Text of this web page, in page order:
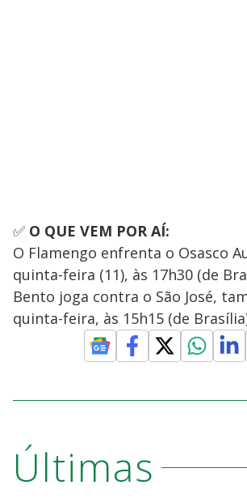
✅ O QUE VEM POR AÍ:
O Flamengo enfrenta o Osasco
quinta-feira (11), às 17h30 (de
Bento joga contra o São José,
quinta-feira, às 15h15 (de
Últimas